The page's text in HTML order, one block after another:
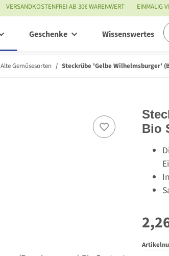
VERSANDKOSTENFREI AB 30€ WARENWERT EINMALIG
Geschenke Wissenswertes
Alte Gemüsesorten Steckrübe 'Gelbe Wilhelmsburger'
Bio